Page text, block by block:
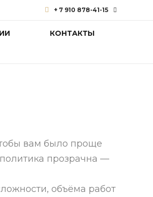
+ 7 910 878-41-15
КОНТАКТЫ
вам было проще
прозрачна —
объёма работ